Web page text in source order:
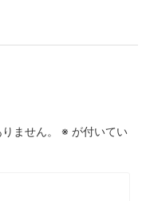
ません。 ※ が付いてい